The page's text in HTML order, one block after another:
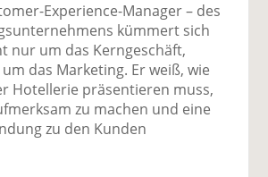
Experience-Manager – des
kümmert sich
nur um das Kerngeschäft,
das Marketing. Er weiß, wie
Hotellerie präsentieren muss,
zu machen und eine
zu den Kunden